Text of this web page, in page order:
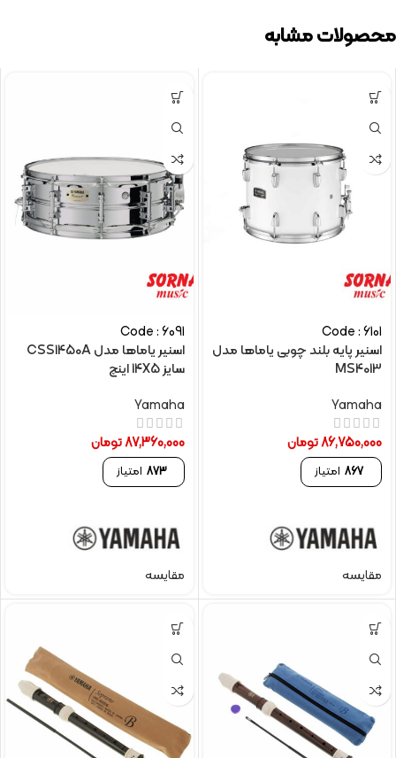
محصولات مشابه
Code : 6101
اسنیر پایه بلند چوبی یاماها مدل
MS4013
Yamaha
86,750,000تومان
867 امتیاز
مقایسه
Code : 6091
اسنیر یاماها مدل CSS1450A
سایز 14X5 اینچ
Yamaha
87,360,000تومان
873 امتیاز
مقایسه